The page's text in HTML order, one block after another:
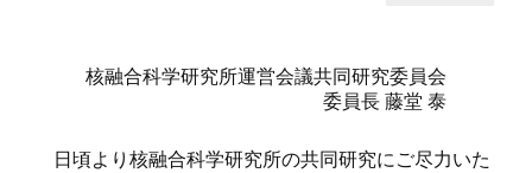
核融合科学研究所運営会議共同研究委員会
委員長 藤堂 泰
日頃より核融合科学研究所の共同研究にご尽力いた